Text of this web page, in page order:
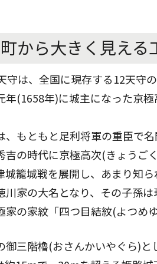
から大きく見え
守は、全国に現存する12天守
年(1658年)に城主になった京
、もともと足利将軍の重臣で
吉の時代に京極高次(きょうご
城籠城戦を展開し、あまり知
川家の大名となり、その子孫
家の家紋「四つ目結紋(よつめ
御三階櫓(おさんかいやぐら)